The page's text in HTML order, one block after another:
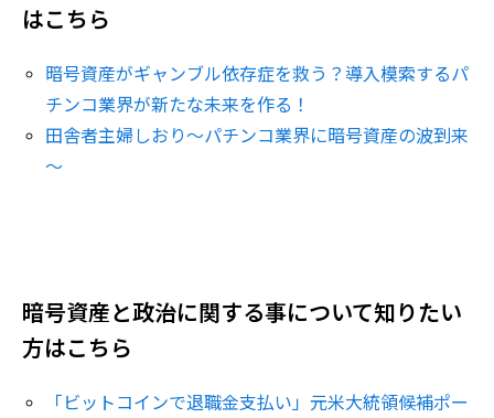
はこちら
暗号資産がギャンブル依存症を救う？導入模索するパ
チンコ業界が新たな未来を作る！
田舎者主婦しおり～パチンコ業界に暗号資産の波到来
～
暗号資産と政治に関する事について知りたい
方はこちら
「ビットコインで退職金支払い」元米大統領候補ポー